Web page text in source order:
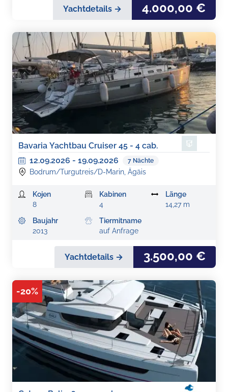
Yachtdetails → 4.000,00 €
Bavaria Yachtbau Cruiser 45 - 4 cab.
12.09.2026 - 19.09.2026 7 Nächte
Bodrum/Turgutreis/D-Marin, Ägäis
Kojen
8
Kabinen
4
Länge
14,27 m
Baujahr
2013
Tiermitname
auf Anfrage
Yachtdetails → 3.500,00 €
-20%